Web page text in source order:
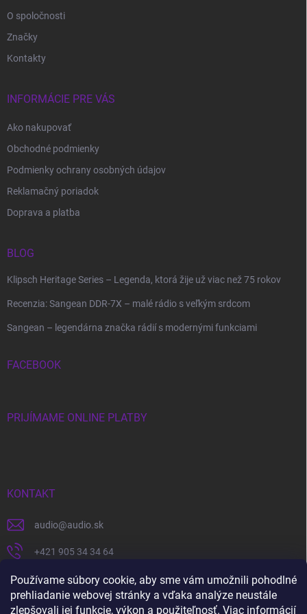
Používame súbory cookie, aby sme vám umožnili pohodlné
prehliadanie webovej stránky a vďaka analýze neustále
zlepšovali jej funkcie, výkon a použiteľnosť. Viac informácií
O spoločnosti
Značky
Kontakty
INFORMÁCIE PRE VÁS
Ako nakupovať
Obchodné podmienky
Podmienky ochrany osobných údajov
Reklamačný poriadok
Doprava a platba
BLOG
Klipsch Heritage Series – Legenda, ktorá žije už viac než 75 rokov
Recenzia: Sangean DDR-7X – malé rádio s veľkým srdcom
Sangean – legendárna značka rádií s modernými funkciami
FACEBOOK
PRIJÍMAME ONLINE PLATBY
KONTAKT
audio@audio.sk
+421 905 34 34 64
https://www.facebook.com/audio.sk
audio.sk